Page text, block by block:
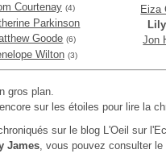
Courtenay (4)
Parkinson
Goode (6)
Wilton (3)
Eiza
Jon
gros plan.
sur les étoiles pour lire la
sur le blog L'Oeil sur
James, vous pouvez consulter le